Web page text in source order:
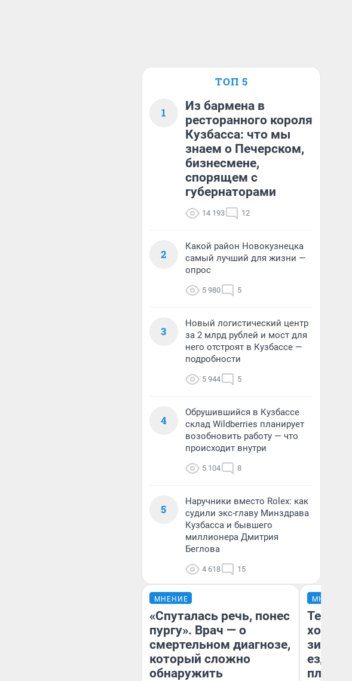
ТОП 5
1
Из бармена в
ресторанного короля
Кузбасса: что мы
знаем о Печерском,
бизнесмене,
спорящем с
губернаторами
14 193 12
2
Какой район Новокузнецка
самый лучший для жизни —
опрос
5 980 5
3
Новый логистический центр
за 2 млрд рублей и мост для
него отстроят в Кузбассе —
подробности
5 944 5
4
Обрушившийся в Кузбассе
склад Wildberries планирует
возобновить работу — что
происходит внутри
5 104 8
5
Наручники вместо Rolex: как
судили экс-главу Минздрава
Кузбасса и бывшего
миллионера Дмитрия
Беглова
4 618 15
МНЕНИЕ
«Спуталась речь, понес
пургу». Врач — о
смертельном диагнозе,
который сложно
обнаружить
МНЕНИЕ
Тепло
зимой.
ездит
плюсы